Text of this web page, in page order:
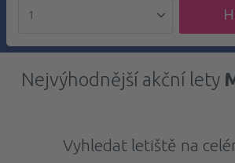
1
Nejvýhodnější akční lety
Vyhledat letiště na